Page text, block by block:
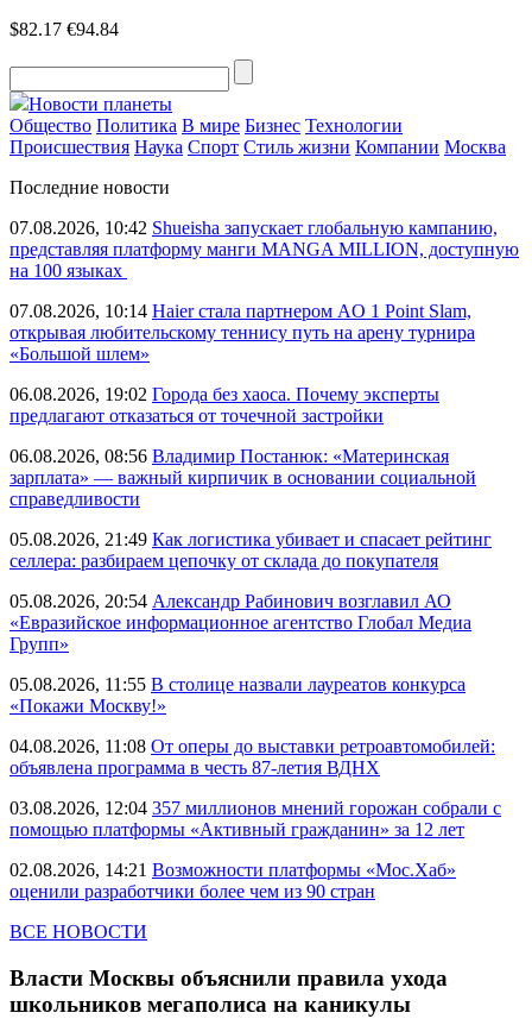
$82.17 €94.84
Новости планеты
Общество Политика В мире Бизнес Технологии
Происшествия Наука Спорт Стиль жизни Компании Москва
Последние новости
07.08.2026, 10:42 Shueisha запускает глобальную кампанию,
представляя платформу манги MANGA MILLION, доступную
на 100 языках
07.08.2026, 10:14 Haier стала партнером AO 1 Point Slam,
открывая любительскому теннису путь на арену турнира
«Большой шлем»
06.08.2026, 19:02 Города без хаоса. Почему эксперты
предлагают отказаться от точечной застройки
06.08.2026, 08:56 Владимир Постанюк: «Материнская
зарплата» — важный кирпичик в основании социальной
справедливости
05.08.2026, 21:49 Как логистика убивает и спасает рейтинг
селлера: разбираем цепочку от склада до покупателя
05.08.2026, 20:54 Александр Рабинович возглавил АО
«Евразийское информационное агентство Глобал Медиа
Групп»
05.08.2026, 11:55 В столице назвали лауреатов конкурса
«Покажи Москву!»
04.08.2026, 11:08 От оперы до выставки ретроавтомобилей:
объявлена программа в честь 87-летия ВДНХ
03.08.2026, 12:04 357 миллионов мнений горожан собрали с
помощью платформы «Активный гражданин» за 12 лет
02.08.2026, 14:21 Возможности платформы «Мос.Хаб»
оценили разработчики более чем из 90 стран
ВСЕ НОВОСТИ
Власти Москвы объяснили правила ухода
школьников мегаполиса на каникулы